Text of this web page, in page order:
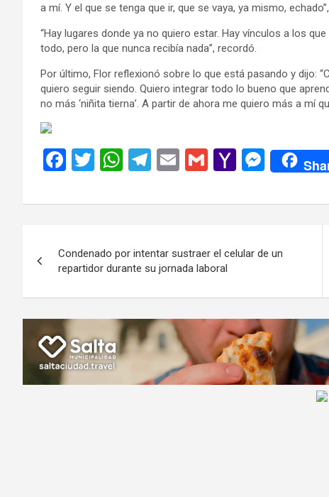
a mí. Y el que se tenga que ir, que se vaya, ya mismo,
“Hay lugares donde ya no quiero estar. Hay vínculos a los
todo, pero la que nunca recibía nada”, recordó.
Por último, Flor reflexionó sobre lo que está pasando y dijo:
quiero seguir siendo. Quiero integrar todo lo bueno que
no más ‘niñita tierna’. A partir de ahora me quiero más a mí
F
ce
o
o
k
T
tt
W
at
A
p
p
T
e
a
m
E
ail
G
ail
Y
h
o
ail
M
se
g
de
entradas
Condenado por intentar sustraer el celular de un
repartidor durante su jornada laboral